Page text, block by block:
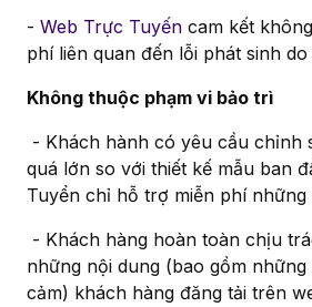
- Web Trực Tuyến cam kết
phí liên quan đến lỗi phát sinh do
Không thuộc phạm vi bảo trì
- Khách hành có yêu cầu chỉnh
quá lớn so với thiết kế mẫu ban
Tuyển chỉ hỗ trợ miễn phí
- Khách hàng hoàn toàn chịu
những nội dung (bao gồm
cảm) khách hàng đăng tải trên